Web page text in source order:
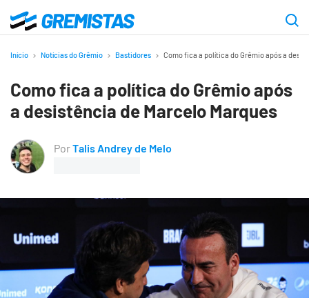
para
principal
Gremistas
Início Notícias do Grêmio Bastidores Como fica a política do Grêmio após a
Como fica a política do Grêmio após
a desistência de Marcelo Marques
PorTalis Andrey de Melo